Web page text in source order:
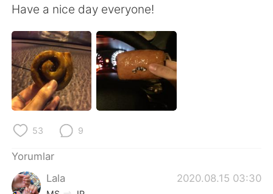
Have a nice day everyone!
53 9
Yorumlar
Lala
2020.08.15 03:30